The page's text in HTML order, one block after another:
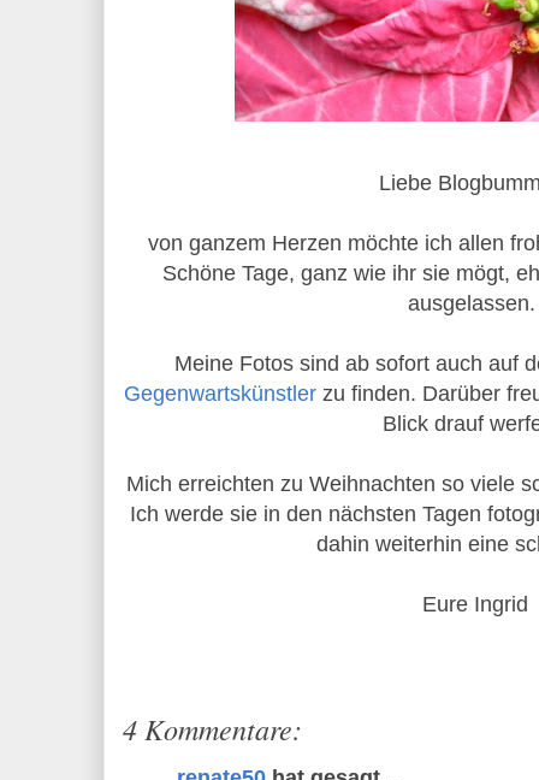
Liebe
von ganzem Herzen möchte ich allen
Schöne Tage, ganz wie ihr sie mögt,
Meine Fotos sind ab sofort auch auf
Gegenwartskünstler zu finden. Darüber
Blick drauf
Mich erreichten zu Weihnachten so viele
Ich werde sie in den nächsten Tagen
dahin weiterhin eine
Eure Ingrid
4 Kommentare: